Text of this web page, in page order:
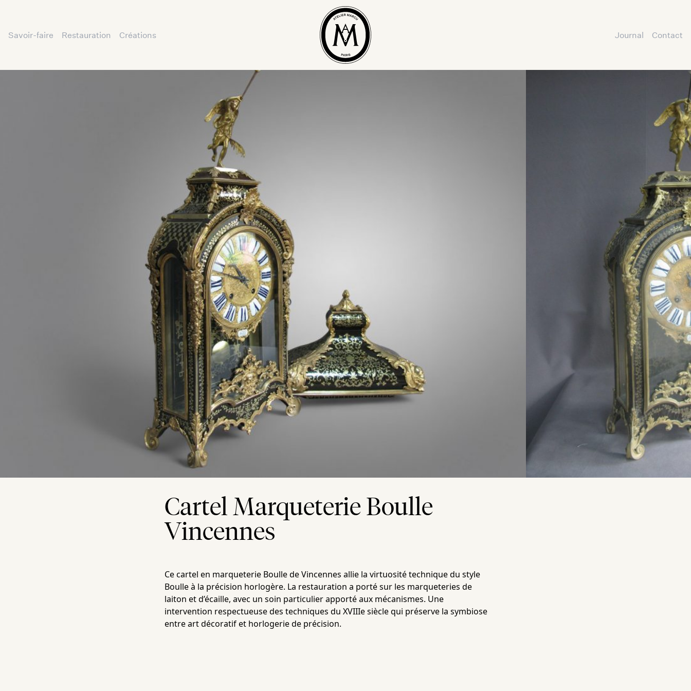
Savoir-faire Restauration Créations Journal Contact
Cartel Marqueterie Boulle
Vincennes
Ce cartel en marqueterie Boulle de Vincennes allie la virtuosité technique du style
Boulle à la précision horlogère. La restauration a porté sur les marqueteries de
laiton et d’écaille, avec un soin particulier apporté aux mécanismes. Une
intervention respectueuse des techniques du XVIIIe siècle qui préserve la symbiose
entre art décoratif et horlogerie de précision.